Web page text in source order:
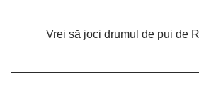
Vrei să joci drumul de pui de